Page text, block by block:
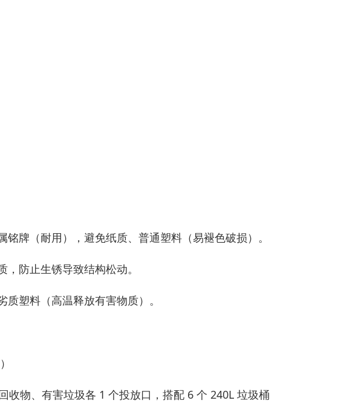
牌（耐用），避免纸质、普通塑料（易褪色破损）。
防止生锈导致结构松动。
塑料（高温释放有害物质）。
收物、有害垃圾各 1 个投放口，搭配 6 个 240L 垃圾桶